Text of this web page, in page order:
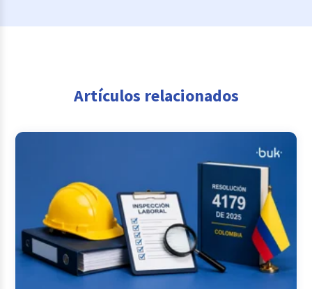
Artículos relacionados